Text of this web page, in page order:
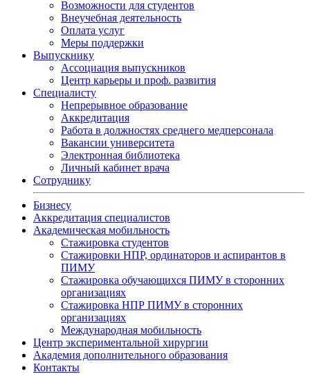
Возможности для студентов
Внеучебная деятельность
Оплата услуг
Меры поддержки
Выпускнику
Ассоциация выпускников
Центр карьеры и проф. развития
Специалисту
Непрерывное образование
Аккредитация
Работа в должностях среднего медперсонала
Вакансии университета
Электронная библиотека
Личный кабинет врача
Сотруднику
Бизнесу
Аккредитация специалистов
Академическая мобильность
Стажировка студентов
Стажировки НПР, ординаторов и аспирантов в
ПИМУ
Стажировка обучающихся ПИМУ в сторонних
организациях
Стажировка НПР ПИМУ в сторонних
организациях
Международная мобильность
Центр экспериментальной хирургии
Академия дополнительного образования
Контакты